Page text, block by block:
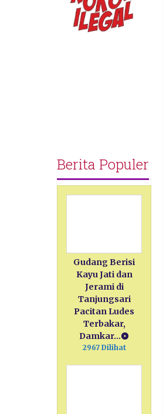
Berita Populer
Gudang Berisi
Kayu Jati dan
Jerami di
Tanjungsari
Pacitan Ludes
Terbakar,
Damkar…
2967 Dilihat